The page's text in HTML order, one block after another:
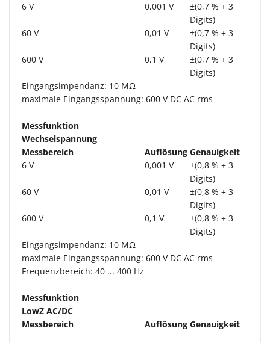
6 V
0,001 V
±(0,7 % + 3
Digits)
60 V
0,01 V
±(0,7 % + 3
Digits)
600 V
0,1 V
±(0,7 % + 3
Digits)
Eingangsimpendanz: 10 MΩ
maximale Eingangsspannung: 600 V DC AC rms
Messfunktion
Wechselspannung
Messbereich
Auflösung Genauigkeit
6 V
0,001 V
±(0,8 % + 3
Digits)
60 V
0,01 V
±(0,8 % + 3
Digits)
600 V
0,1 V
±(0,8 % + 3
Digits)
Eingangsimpendanz: 10 MΩ
maximale Eingangsspannung: 600 V DC AC rms
Frequenzbereich: 40 ... 400 Hz
Messfunktion
LowZ AC/DC
Messbereich
Auflösung Genauigkeit